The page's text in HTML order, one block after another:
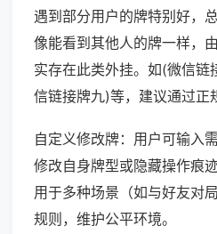
遇到部分用户的牌特别好，
像能看到其他人的牌一样，
实存在此类外挂。如(微信链
信链接牌九)等，建议通过正
自定义修改牌：用户可输入
修改自身牌型或隐藏操作痕
用于多种场景（如与好友对
规则，维护公平环境。